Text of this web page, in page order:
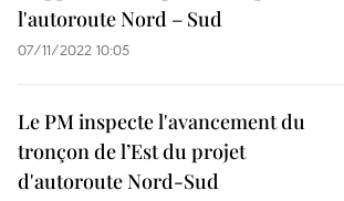
l'autoroute Nord – Sud
07/11/2022 10:05
Le PM inspecte l'avancement du
tronçon de l’Est du projet
d'autoroute Nord-Sud